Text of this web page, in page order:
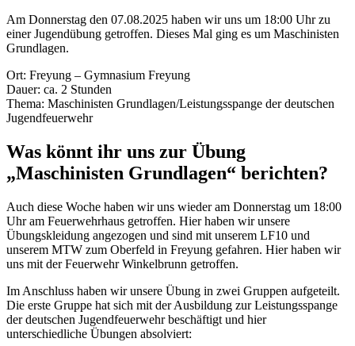
Am Donnerstag den 07.08.2025 haben wir uns um 18:00 Uhr zu
einer Jugendübung getroffen. Dieses Mal ging es um Maschinisten
Grundlagen.
Ort: Freyung – Gymnasium Freyung
Dauer: ca. 2 Stunden
Thema: Maschinisten Grundlagen/Leistungsspange der deutschen
Jugendfeuerwehr
Was könnt ihr uns zur Übung
„Maschinisten Grundlagen“ berichten?
Auch diese Woche haben wir uns wieder am Donnerstag um 18:00
Uhr am Feuerwehrhaus getroffen. Hier haben wir unsere
Übungskleidung angezogen und sind mit unserem LF10 und
unserem MTW zum Oberfeld in Freyung gefahren. Hier haben wir
uns mit der Feuerwehr Winkelbrunn getroffen.
Im Anschluss haben wir unsere Übung in zwei Gruppen aufgeteilt.
Die erste Gruppe hat sich mit der Ausbildung zur Leistungsspange
der deutschen Jugendfeuerwehr beschäftigt und hier
unterschiedliche Übungen absolviert: